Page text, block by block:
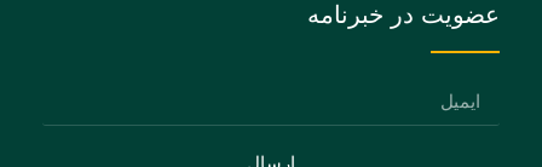
عضویت در خبرنامه
ارسال